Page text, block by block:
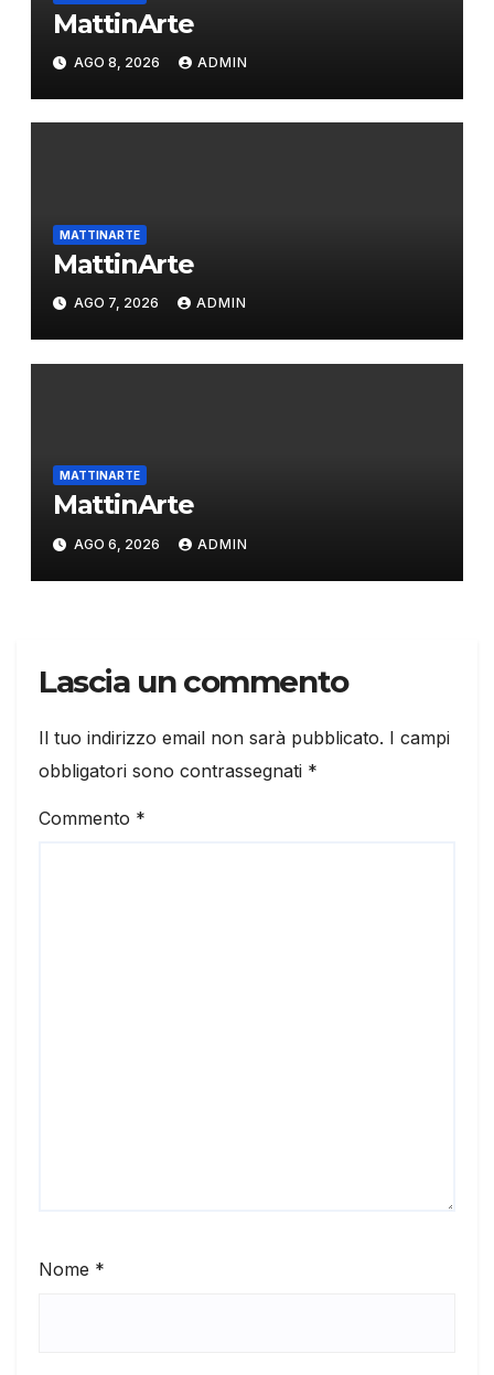
MattinArte
AGO 8, 2026 ADMIN
MATTINARTE
MattinArte
AGO 7, 2026 ADMIN
MATTINARTE
MattinArte
AGO 6, 2026 ADMIN
Lascia un commento
Il tuo indirizzo email non sarà pubblicato. I campi
obbligatori sono contrassegnati *
Commento *
Nome *